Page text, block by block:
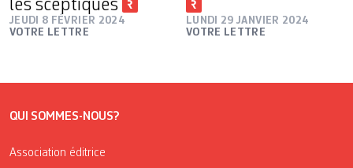
les sceptiques
JEUDI 8 FÉVRIER 2024
VOTRE LETTRE
LUNDI 29 JANVIER 2024
VOTRE LETTRE
QUI SOMMES-NOUS?
Association éditrice